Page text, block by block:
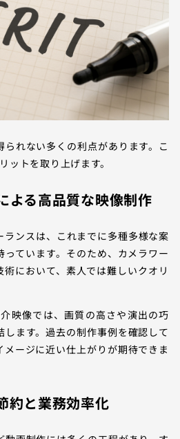
れない多くの利点があります。こ
ットを取り上げます。
よる高品質な映像制作
ンスは、これまでに多種多様な案
ています。そのため、カメラワー
において、素人では難しいクオリ
映像では、画質の高さや演出の巧
ます。過去の制作事例を確認して
ージに近い仕上がりが期待できま
約と業務効率化